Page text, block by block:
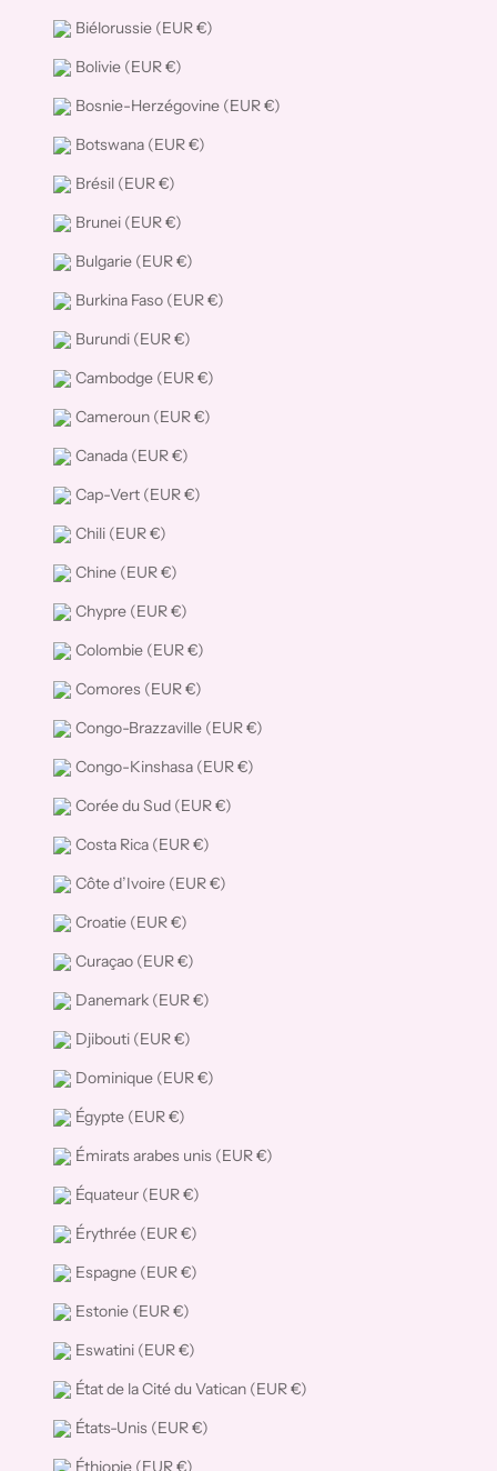
Biélorussie (EUR €)
Bolivie (EUR €)
Bosnie-Herzégovine (EUR €)
Botswana (EUR €)
Brésil (EUR €)
Brunei (EUR €)
Bulgarie (EUR €)
Burkina Faso (EUR €)
Burundi (EUR €)
Cambodge (EUR €)
Cameroun (EUR €)
Canada (EUR €)
Cap-Vert (EUR €)
Chili (EUR €)
Chine (EUR €)
Chypre (EUR €)
Colombie (EUR €)
Comores (EUR €)
Congo-Brazzaville (EUR €)
Congo-Kinshasa (EUR €)
Corée du Sud (EUR €)
Costa Rica (EUR €)
Côte d’Ivoire (EUR €)
Croatie (EUR €)
Curaçao (EUR €)
Danemark (EUR €)
Djibouti (EUR €)
Dominique (EUR €)
Égypte (EUR €)
Émirats arabes unis (EUR €)
Équateur (EUR €)
Érythrée (EUR €)
Espagne (EUR €)
Estonie (EUR €)
Eswatini (EUR €)
État de la Cité du Vatican (EUR €)
États-Unis (EUR €)
Éthiopie (EUR €)